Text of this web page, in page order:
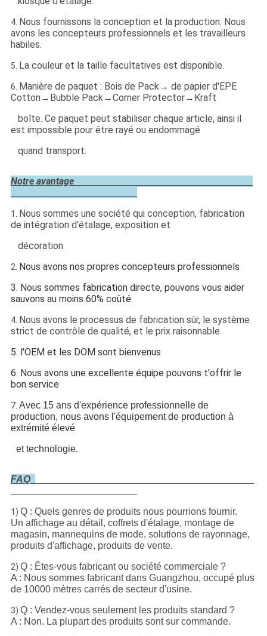
4. Nous fournissons la conception et la production. Nous
avons les concepteurs professionnels et les travailleurs
habiles.
5. La couleur et la taille facultatives est disponible.
6. Manière de paquet : Bois de Pack→ de papier d'EPE
Cotton→Bubble Pack→Corner Protector→Kraft
boîte. Ce paquet peut stabiliser chaque article, ainsi il
est impossible pour être rayé ou endommagé
quand transport.
Notre avantage
1. Nous sommes une société qui conception, fabrication
de intégration d'étalage, exposition et
décoration
2. Nous avons nos propres concepteurs professionnels
3. Nous sommes fabrication directe, pouvons vous aider
sauvons au moins 60% coûté
4. Nous avons le processus de fabrication sûr, le système
strict de contrôle de qualité, et le prix raisonnable.
5. l'OEM et les DOM sont bienvenus
6. Nous avons une excellente équipe pouvons t'offrir le
bon service
7. Avec 15 ans d'expérience professionnelle de
production, nous avons l'équipement de production à
extrémité élevé
et technologie.
FAQ
1) Q : Quels genres de produits nous pourrions fournir.
Un affichage au détail, coffrets d'étalage, montage de
magasin, mannequins de mode, solutions de rayonnage,
produits d'affichage, produits de vente.
2) Q : Êtes-vous fabricant ou société commerciale ?
A : Nous sommes fabricant dans Guangzhou, occupé plus
de 10000 mètres carrés de secteur d'usine.
3) Q : Vendez-vous seulement les produits standard ?
A : Non. La plupart des produits sont sur commande.